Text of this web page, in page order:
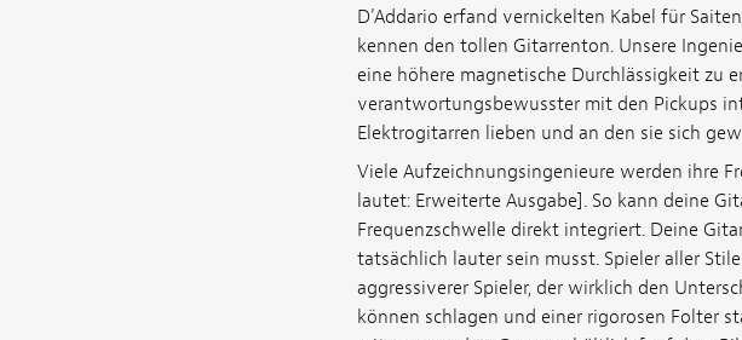
D'Addario erfand vernickelten Kabel für
kennen den tollen Gitarrenton. Unsere
eine höhere magnetische Durchlässigkeit zu
verantwortungsbewusster mit den Pickups
Elektrogitarren lieben und an den sie sich
Viele Aufzeichnungsingenieure werden ihre
lautet: Erweiterte Ausgabe]. So kann deine
Frequenzschwelle direkt integriert. Deine
tatsächlich lauter sein musst. Spieler aller
aggressiverer Spieler, der wirklich den
können schlagen und einer rigorosen Folter